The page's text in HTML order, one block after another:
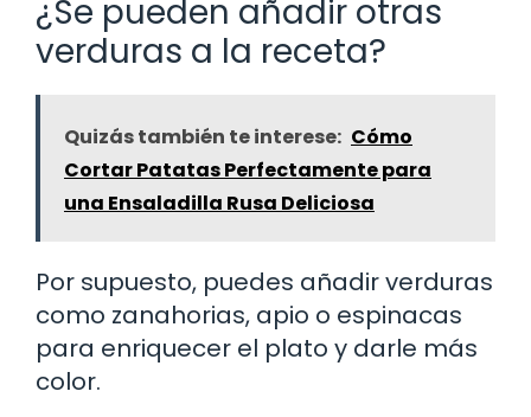
¿Se pueden añadir otras
verduras a la receta?
Quizás también te interese: Cómo
Cortar Patatas Perfectamente para
una Ensaladilla Rusa Deliciosa
Por supuesto, puedes añadir verduras
como zanahorias, apio o espinacas
para enriquecer el plato y darle más
color.